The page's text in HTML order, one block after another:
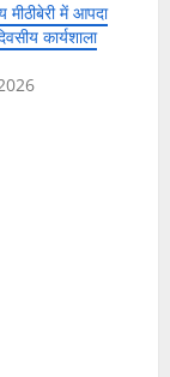
मीठीबेरी में आपदा
कार्यशाला